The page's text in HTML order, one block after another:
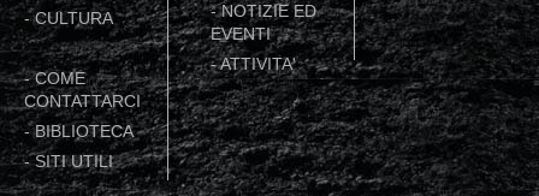
-CULTURA
-NOTIZIE ED
EVENTI
-ATTIVITA'
-COME
CONTATTARCI
-BIBLIOTECA
-SITI UTILI